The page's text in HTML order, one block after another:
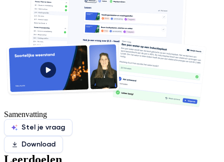
Samenvatting
Stel je vraag
Download